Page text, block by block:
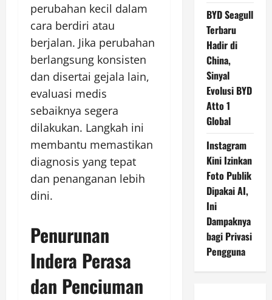
perubahan kecil dalam
cara berdiri atau
berjalan. Jika perubahan
berlangsung konsisten
dan disertai gejala lain,
evaluasi medis
sebaiknya segera
dilakukan. Langkah ini
membantu memastikan
diagnosis yang tepat
dan penanganan lebih
dini.
Penurunan
Indera Perasa
dan Penciuman
BYD Seagull
Terbaru
Hadir di
China,
Sinyal
Evolusi BYD
Atto 1
Global
Instagram
Kini Izinkan
Foto Publik
Dipakai AI,
Ini
Dampaknya
bagi Privasi
Pengguna